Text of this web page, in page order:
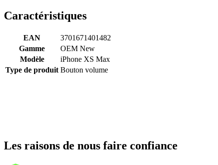
Caractéristiques
EAN
3701671401482
Gamme
OEM New
Modèle
iPhone XS Max
Type de produit Bouton volume
Les raisons de nous faire confiance